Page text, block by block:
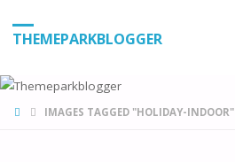
THEMEPARKBLOGGER
HOMEIMAGES TAGGED "HOLIDAY-INDOOR"